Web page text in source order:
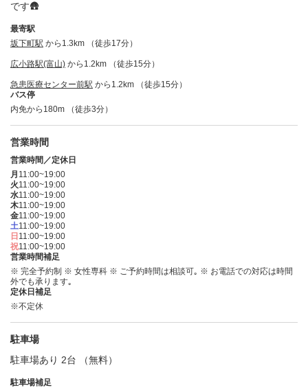
です🛖
最寄駅
坂下町駅 から1.3km （徒歩17分）
広小路駅(富山) から1.2km （徒歩15分）
急患医療センター前駅 から1.2km （徒歩15分）
バス停
内免から180m （徒歩3分）
営業時間
営業時間／定休日
月 11:00~19:00
火11:00~19:00
水11:00~19:00
木11:00~19:00
金11:00~19:00
土11:00~19:00
日 11:00~19:00
祝11:00~19:00
営業時間補足
※ 完全予約制 ※ 女性専科 ※ ご予約時間は相談可｡ ※ お電話での対応は時間
外でも承ります｡
定休日補足
※不定休
駐車場
駐車場あり 2台 （無料）
駐車場補足